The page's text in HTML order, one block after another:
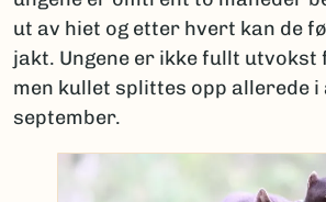
ut av hiet og etter hvert kan de
jakt. Ungene er ikke fullt utvokst
men kullet splittes opp allerede i
september.